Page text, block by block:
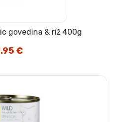
govedina & riž 400g
€